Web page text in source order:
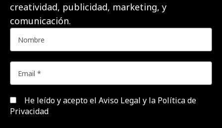
creatividad, publicidad, marketing, y
comunicación.
He leído y acepto el Aviso Legal y la Política de
Privacidad